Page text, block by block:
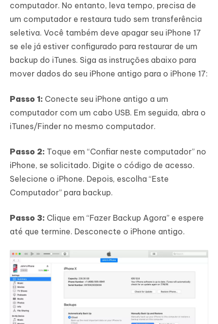
computador. No entanto, leva tempo, precisa de
um computador e restaura tudo sem transferência
seletiva. Você também deve apagar seu iPhone 17
se ele já estiver configurado para restaurar de um
backup do iTunes. Siga as instruções abaixo para
mover dados do seu iPhone antigo para o iPhone 17:
Passo 1: Conecte seu iPhone antigo a um
computador com um cabo USB. Em seguida, abra o
iTunes/Finder no mesmo computador.
Passo 2: Toque em “Confiar neste computador” no
iPhone, se solicitado. Digite o código de acesso.
Selecione o iPhone. Depois, escolha “Este
Computador” para backup.
Passo 3: Clique em “Fazer Backup Agora” e espere
até que termine. Desconecte o iPhone antigo.